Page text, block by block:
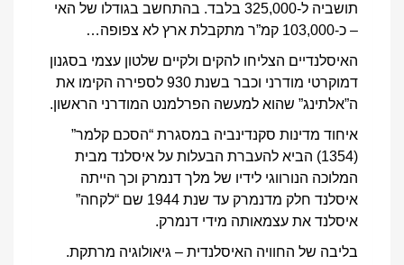
תושביה ל-325,000 בלבד. בהתחשב בגודלו של האי
– כ-103,000 קמ”ר מתקבלת ארץ לא צפופה…
האיסלנדיים הצליחו להקים ולקיים שלטון עצמי בסגנון
דמוקרטי מודרני וכבר בשנת 930 לספירה הקימו את
ה”אלתינג” שהוא למעשה הפרלמנט המודרני הראשון.
איחוד מדינות סקנדינביה במסגרת “הסכם קלמר”
(1354) הביא להעברת הבעלות על איסלנד מבית
המלוכה הנורווגי לידיו של מלך דנמרק וכך הייתה
איסלנד חלק מדנמרק עד שנת 1944 שם “לקחה”
איסלנד את עצמאותה מידי דנמרק.
בליבה של החוויה האיסלנדית – גיאולוגיה מרתקת.